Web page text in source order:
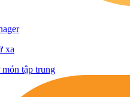
xa
tập trung